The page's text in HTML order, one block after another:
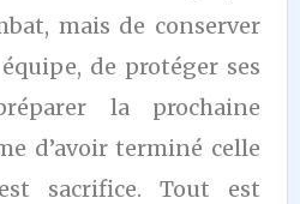
mais de conserver
de protéger ses
la prochaine
d’avoir terminé celle
sacrifice. Tout est